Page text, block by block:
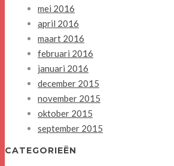
mei 2016
april 2016
maart 2016
februari 2016
januari 2016
december 2015
november 2015
oktober 2015
september 2015
CATEGORIEËN